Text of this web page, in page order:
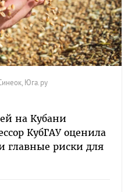
Юга.ру
на Кубани
КубГАУ оценила
главные риски для